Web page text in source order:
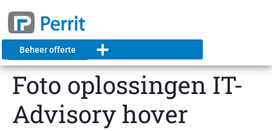
Beheer offerte
Foto oplossingen IT-
Advisory hover